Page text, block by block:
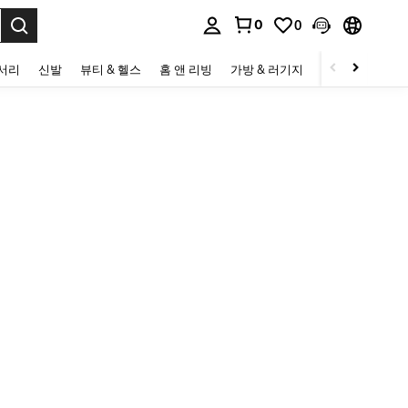
0 0
리 신발 뷰티 & 헬스 홈 앤 리빙 가방 & 러기지 스포츠 & 아웃